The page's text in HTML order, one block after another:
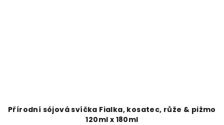
Přírodní sójová svíčka Fialka, kosatec, růže & pižmo
120ml x 180ml